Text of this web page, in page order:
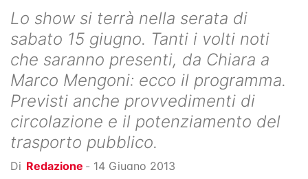
Lo show si terrà nella serata di
sabato 15 giugno. Tanti i volti noti
che saranno presenti, da Chiara a
Marco Mengoni: ecco il programma.
Previsti anche provvedimenti di
circolazione e il potenziamento del
trasporto pubblico.
Di Redazione - 14 Giugno 2013